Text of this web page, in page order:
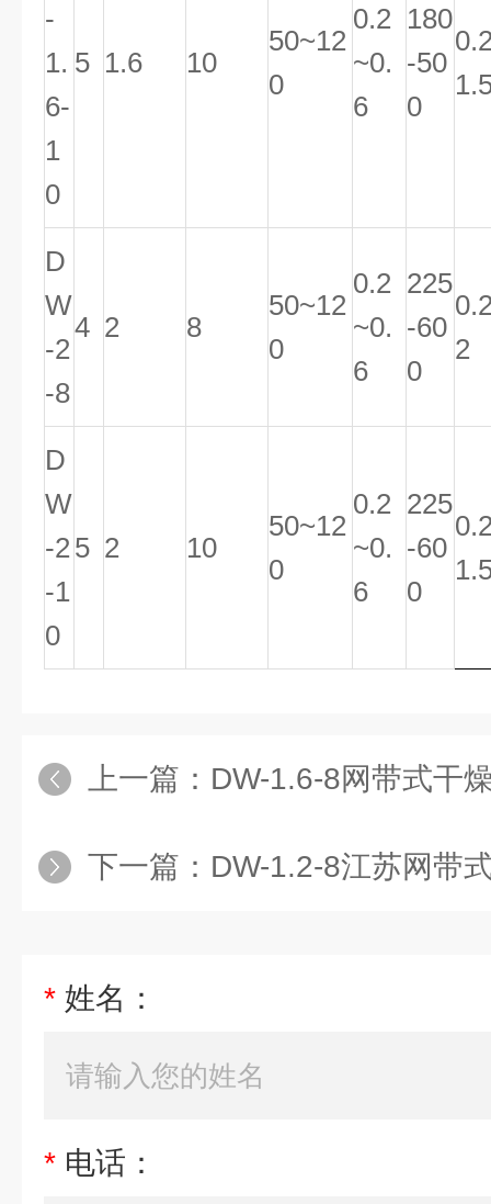
-
1.
6-
1
0
5 1.6 10
50~12
0
0.2
~0.
6
180
-50
0
D
W
-2
-8
4 2 8
50~12
0
0.2
~0.
6
225
-60
0
2
D
W
-2
-1
0
5 2 10
50~12
0
0.2
~0.
6
225
-60
0
上一篇： DW-1.6-8网带式干
下一篇： DW-1.2-8江苏网带
* 姓名：
* 电话：